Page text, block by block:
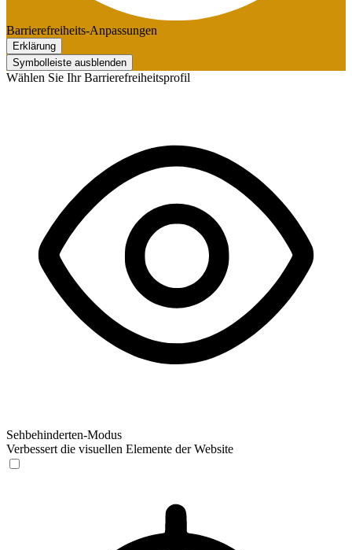
Barrierefreiheits-Anpassungen
Erklärung
Symbolleiste ausblenden
Wählen Sie Ihr Barrierefreiheitsprofil
Sehbehinderten-Modus
Verbessert die visuellen Elemente der Website